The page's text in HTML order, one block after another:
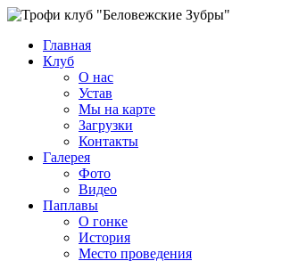
Главная
Клуб
О нас
Устав
Мы на карте
Загрузки
Контакты
Галерея
Фото
Видео
Паплавы
О гонке
История
Место проведения